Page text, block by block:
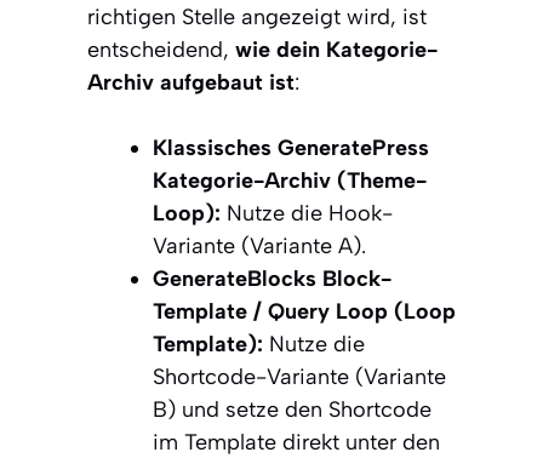
richtigen Stelle angezeigt wird, ist
entscheidend, wie dein Kategorie-
Archiv aufgebaut ist:
Klassisches GeneratePress
Kategorie-Archiv (Theme-
Loop): Nutze die Hook-
Variante (Variante A).
GenerateBlocks Block-
Template / Query Loop (Loop
Template): Nutze die
Shortcode-Variante (Variante
B) und setze den Shortcode
im Template direkt unter den